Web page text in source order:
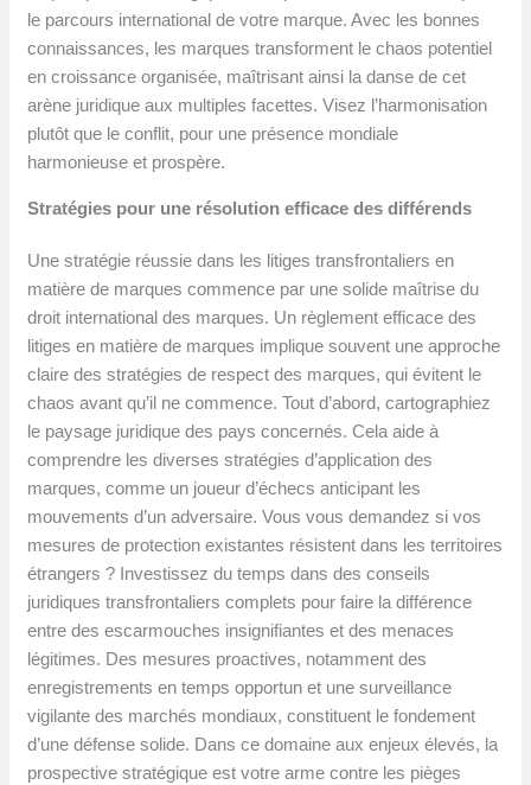
le parcours international de votre marque. Avec les bonnes
connaissances, les marques transforment le chaos potentiel
en croissance organisée, maîtrisant ainsi la danse de cet
arène juridique aux multiples facettes. Visez l’harmonisation
plutôt que le conflit, pour une présence mondiale
harmonieuse et prospère.
Stratégies pour une résolution efficace des différends
Une stratégie réussie dans les litiges transfrontaliers en
matière de marques commence par une solide maîtrise du
droit international des marques. Un règlement efficace des
litiges en matière de marques implique souvent une approche
claire des stratégies de respect des marques, qui évitent le
chaos avant qu’il ne commence. Tout d’abord, cartographiez
le paysage juridique des pays concernés. Cela aide à
comprendre les diverses stratégies d’application des
marques, comme un joueur d’échecs anticipant les
mouvements d’un adversaire. Vous vous demandez si vos
mesures de protection existantes résistent dans les territoires
étrangers ? Investissez du temps dans des conseils
juridiques transfrontaliers complets pour faire la différence
entre des escarmouches insignifiantes et des menaces
légitimes. Des mesures proactives, notamment des
enregistrements en temps opportun et une surveillance
vigilante des marchés mondiaux, constituent le fondement
d’une défense solide. Dans ce domaine aux enjeux élevés, la
prospective stratégique est votre arme contre les pièges